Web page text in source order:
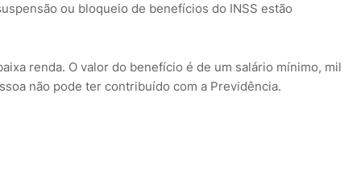
ou bloqueio de benefícios do INSS estão
renda. O valor do benefício é de um salário mínimo, mil
não pode ter contribuído com a Previdência.